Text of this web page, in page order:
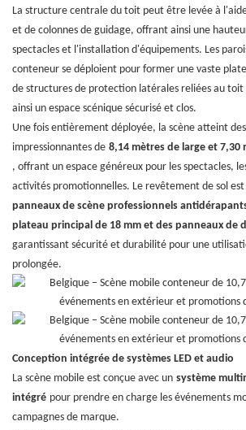
La structure centrale du toit peut être levée à
et de colonnes de guidage, offrant ainsi une
spectacles et l'installation d'équipements. Les
conteneur se déploient pour former une vaste
de structures de protection latérales reliées au
ainsi un espace scénique sécurisé et clos.
Une fois entièrement déployée, la scène atteint
impressionnantes de 8,14 mètres de large et
, offrant un espace généreux pour les spectacles,
activités promotionnelles. Le revêtement de sol est
panneaux de scène professionnels
plateau principal de 18 mm et des panneaux de
garantissant sécurité et durabilité pour une
prolongée.
Conception intégrée de systèmes LED et audio
La scène mobile est conçue avec un système
intégré pour prendre en charge les événements
campagnes de marque.